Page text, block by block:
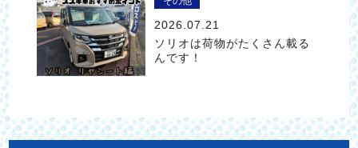
2026.07.21
ソリオは荷物がたくさん載る
んです！